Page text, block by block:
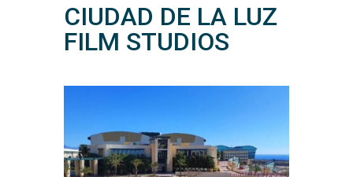
CIUDAD DE LA LUZ
FILM STUDIOS